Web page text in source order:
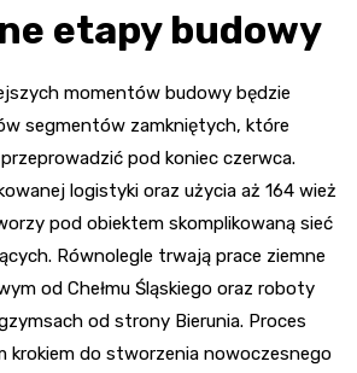
etapy budowy
momentów budowy będzie
segmentów zamkniętych, które
pod koniec czerwca.
logistyki oraz użycia aż 164 wież
pod obiektem skomplikowaną sieć
Równolegle trwają prace ziemne
od Chełmu Śląskiego oraz roboty
od strony Bierunia. Proces
krokiem do stworzenia nowoczesnego